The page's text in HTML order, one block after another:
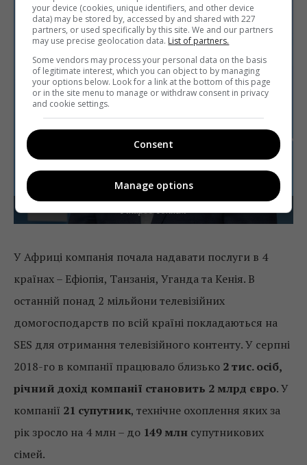
Рікардо Топхем
У Африці компанія почала надавати послуги в 4
країнах – Ефіопія, Танзанія, Уганда та Кенія. В
останній понад 2 мільйони телевізійних
домогосподарств по всій країні покладаються на
SES для отримання телевізійного контенту. У серпні
2018-го в компанії працювало близько 2 тис. осіб,
річний дохід компанії становить 2 млрд євро. У
компанії 21 супутник, технічне охоплення яких за
рік зросло на 4 млн – до 149 млн супутникових
сімей.
your device (cookies, unique identifiers, and other device
data) may be stored by, accessed by and shared with 227
partners, or used specifically by this site. We and our partners
may use precise geolocation data. List of partners.
Some vendors may process your personal data on the basis
of legitimate interest, which you can object to by managing
your options below. Look for a link at the bottom of this page
or in the site menu to manage or withdraw consent in privacy
and cookie settings.
Consent
Manage options